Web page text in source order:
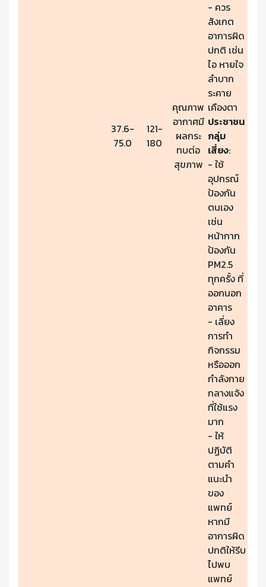
37.6-
75.0
121-
180
คุณภาพ
อากาศมี
ผลกระ
ทบต่อ
สุขภาพ
- ควร
สังเกต
อาการผิด
ปกติ เช่น
ไอ หายใจ
ลำบาก
ระคาย
เคืองตา
ประชาชน
กลุ่ม
เสี่ยง:
- ใช้
อุปกรณ์
ป้องกัน
ตนเอง
เช่น
หน้ากาก
ป้องกัน
PM2.5
ทุกครั้ง ที่
ออกนอก
อาคาร
- เลี่ยง
การทำ
กิจกรรม
หรือออก
กำลังกาย
กลางแจ้ง
ที่ใช้แรง
มาก
- ให้
ปฏิบัติ
ตามคำ
แนะนำ
ของ
แพทย์
หากมี
อาการผิด
ปกติให้รีบ
ไปพบ
แพทย์